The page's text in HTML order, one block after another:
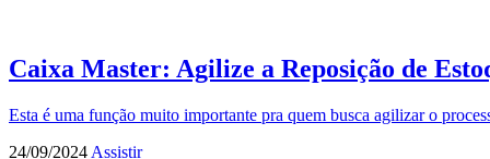
Caixa Master: Agilize a Reposição de
Esta é uma função muito importante pra quem busca agilizar o
24/09/2024 Assistir